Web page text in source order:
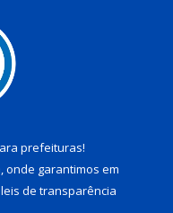
prefeituras!
onde garantimos em
leis de transparência